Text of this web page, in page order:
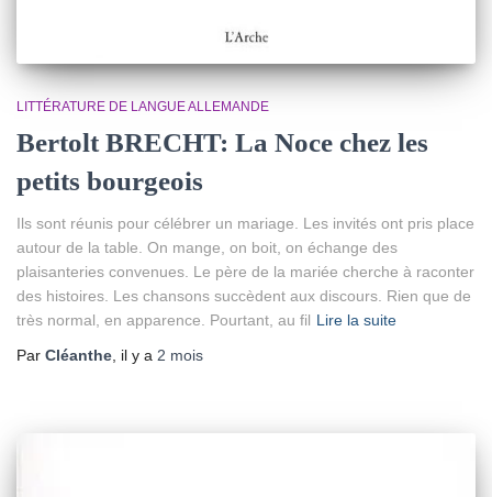
LITTÉRATURE DE LANGUE ALLEMANDE
Bertolt BRECHT: La Noce chez les
petits bourgeois
Ils sont réunis pour célébrer un mariage. Les invités ont pris place
autour de la table. On mange, on boit, on échange des
plaisanteries convenues. Le père de la mariée cherche à raconter
des histoires. Les chansons succèdent aux discours. Rien que de
très normal, en apparence. Pourtant, au fil Lire la suite
Par Cléanthe , il y a 2 mois